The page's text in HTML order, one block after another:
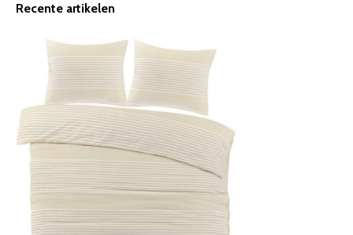
Recente artikelen